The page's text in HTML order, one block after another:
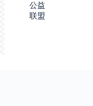
公益
联盟